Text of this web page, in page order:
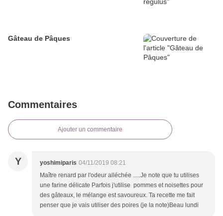
Gâteau de Pâques
Commentaires
Ajouter un commentaire
Y yoshimiparis 04/11/2019 08:21
Maître renard par l'odeur alléchée .....Je note que tu utilises
une farine délicate Parfois j'utilise pommes et noisettes pour
des gâteaux, le mélange est savoureux. Ta recette me fait
penser que je vais utiliser des poires (je la note)Beau lundi